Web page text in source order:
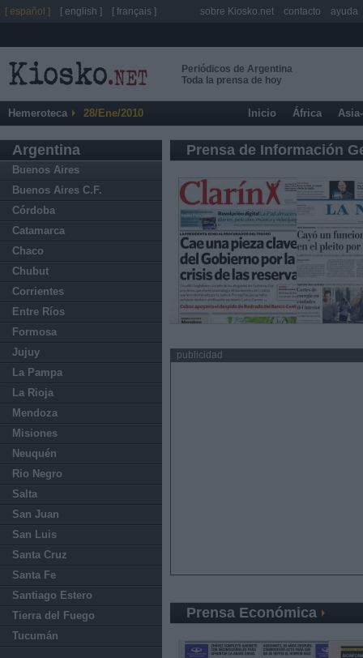
Periódicos de Argentina
Toda la prensa de hoy
Hemeroteca 28/Ene/2010 Inicio África
Argentina
Buenos Aires
Buenos Aires C.F.
Córdoba
Catamarca
Chaco
Chubut
Corrientes
Entre Ríos
Formosa
Jujuy
La Pampa
La Rioja
Mendoza
Misiones
Neuquén
Rio Negro
Salta
San Juan
San Luis
Santa Cruz
Santa Fe
Santiago Estero
Tierra del Fuego
Tucumán
Prensa de Información
publicidad
Prensa Económica
[ español ] [ english ] [ français ] sobre Kiosko.net contacto ayuda